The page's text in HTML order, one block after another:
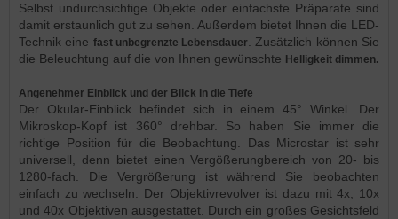
Selbst undurchsichtige Objekte oder einfachste Präparate sind
damit erstaunlich gut zu sehen. Außerdem bietet Ihnen die LED-
Technik eine fast unbegrenzte Lebensdauer
. Zusätzlich können Sie
die Beleuchtung auf die von Ihnen gewünschte Helligkeit dimmen.
Angenehmer Einblick und der Blick in die Tiefe
Der Okular-Einblick befindet sich in einem 45° Winkel. Der
Mikroskop-Kopf ist 360° drehbar. So haben Sie immer die
richtige Position für die Beobachtung. Das Microstar ist sehr
universell, denn bietet einen Vergößerungbereich von 20- bis
1280-fach. Die Vergrößerung ist während Sie beobachten
einfach zu wechseln. Der Objektivrevolver ist dazu mit 4x, 10x
und 40x Objektiven ausgestattet. Durch ein großes Gesichtsfeld